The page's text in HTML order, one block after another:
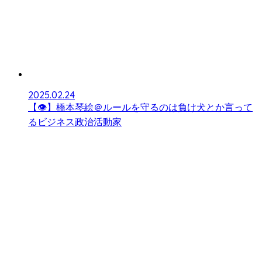
2025.02.24
【👁】橋本琴絵＠ルールを守るのは負け犬とか言って
るビジネス政治活動家